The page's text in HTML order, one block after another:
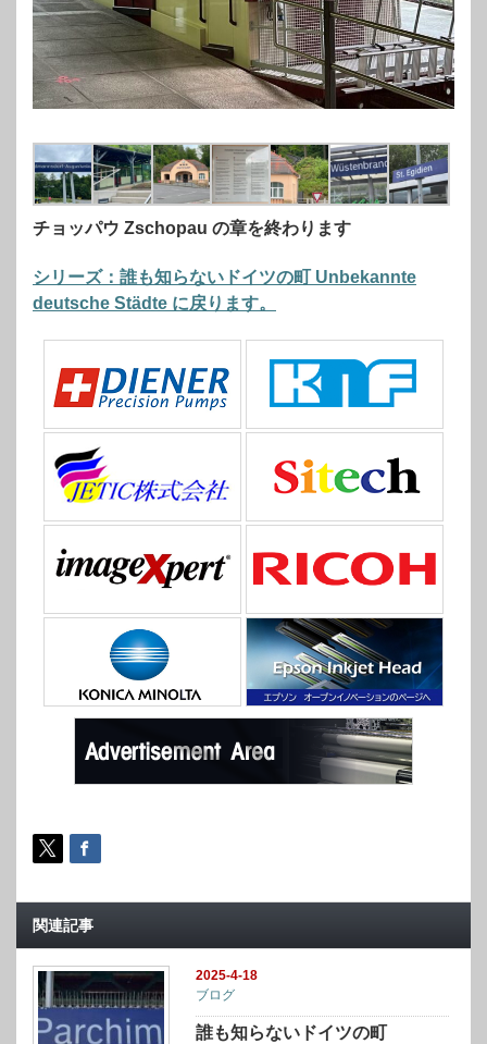
チョッパウ Zschopau の章を終わります
シリーズ：誰も知らないドイツの町 Unbekannte
deutsche Städte に戻ります。
関連記事
2025-4-18
ブログ
誰も知らないドイツの町